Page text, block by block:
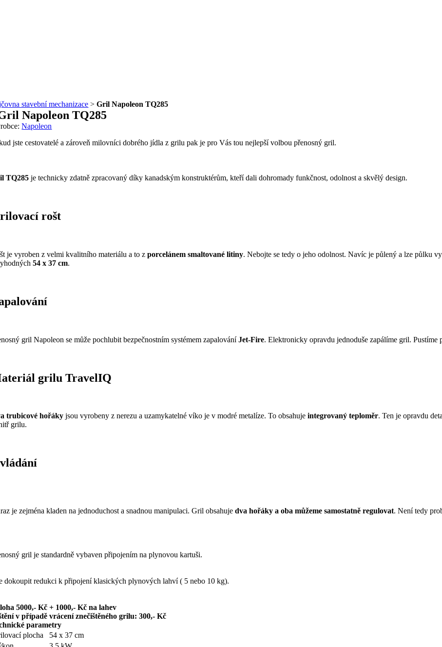
stavební mechanizace >Gril Napoleon TQ285
Napoleon TQ285
Napoleon
jste cestovatelé a zároveň milovníci dobrého jídla z grilu pak je pro Vás tou nejlepší volbou přenosný gril.
TQ285 je technicky zdatně zpracovaný díky kanadským konstruktérům, kteří dali dohromady funkčnost, odolnost a skvělý design.
rošt
je vyroben z velmi kvalitního materiálu a to zporcelánem smaltované litiny. Nebojte se tedy o jeho odolnost. Navíc je půlený a lze půlku
54 x 37 cm.
gril Napoleon se může pochlubit bezpečnostním systémem zapalováníJet-Fire. Elektronicky opravdu jednoduše zapálíme gril. Pustíme
grilu TravelIQ
trubicové hořáky jsou vyrobeny z nerezu a uzamykatelné víko je v modré metalíze. To obsahujeintegrovaný teploměr. Ten je opravdu
grilu.
je zejména kladen na jednoduchost a snadnou manipulaci. Gril obsahujedva hořáky a oba můžeme samostatně regulovat. Není tedy
gril je standardně vybaven připojením na plynovou kartuši.
dokoupit redukci k připojení klasických plynových lahví ( 5 nebo 10 kg).
5000,- Kč + 1000,- Kč na lahev
v případě vrácení znečištěného grilu: 300,- Kč
parametry
plocha
54 x 37 cm